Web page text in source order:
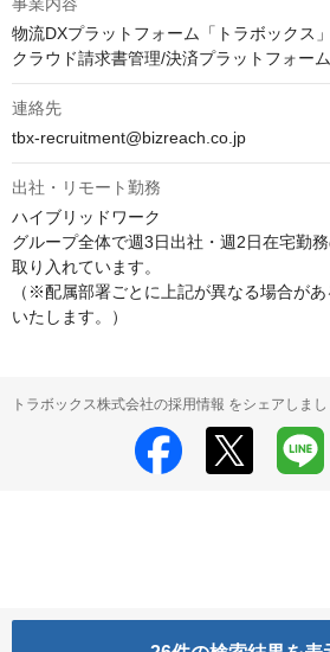
事業内容
物流DXプラットフォーム「トラボックス
クラウド請求書管理/決済プラットフォー
連絡先
tbx-recruitment@bizreach.co.jp
出社・リモート勤務
ハイブリッドワーク
グループ全体で週3日出社・週2日在宅勤
取り入れています。
（※配属部署ごとに上記が異なる場合が
いたします。）
トラボックス株式会社の採用情報 をシェアしまし